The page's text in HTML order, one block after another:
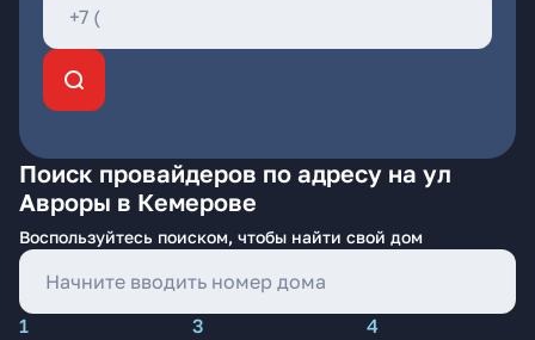
Поиск провайдеров по адресу на ул
Авроры в Кемерове
Воспользуйтесь поиском, чтобы найти свой дом
1 3
4